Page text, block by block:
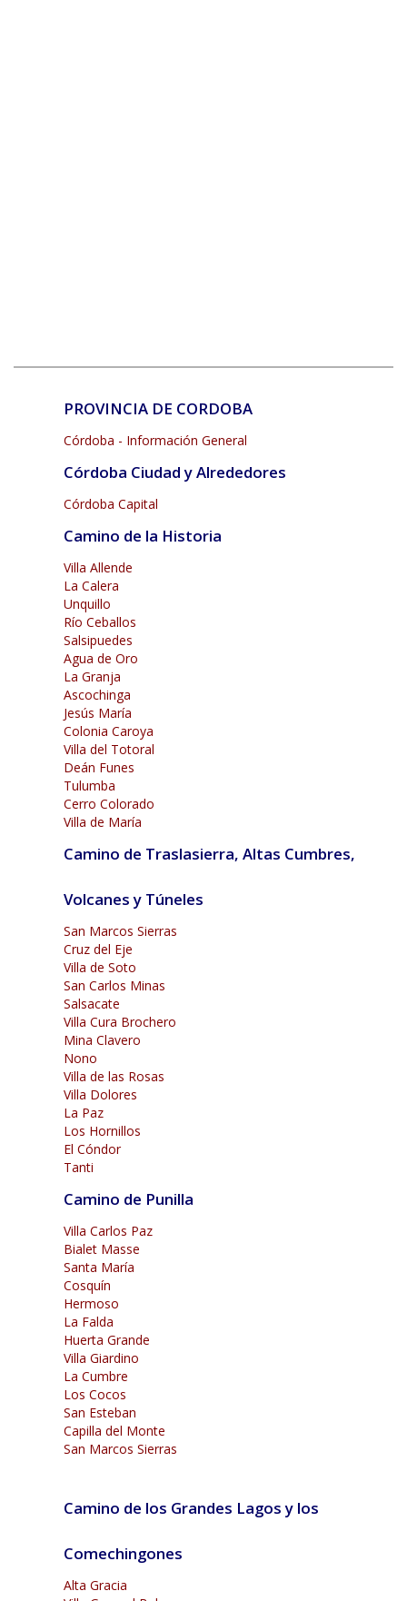
PROVINCIA DE CORDOBA
Córdoba - Información General
Córdoba Ciudad y Alrededores
Córdoba Capital
Camino de la Historia
Villa Allende
La Calera
Unquillo
Río Ceballos
Salsipuedes
Agua de Oro
La Granja
Ascochinga
Jesús María
Colonia Caroya
Villa del Totoral
Deán Funes
Tulumba
Cerro Colorado
Villa de María
Camino de Traslasierra, Altas Cumbres,
Volcanes y Túneles
San Marcos Sierras
Cruz del Eje
Villa de Soto
San Carlos Minas
Salsacate
Villa Cura Brochero
Mina Clavero
Nono
Villa de las Rosas
Villa Dolores
La Paz
Los Hornillos
El Cóndor
Tanti
Camino de Punilla
Villa Carlos Paz
Bialet Masse
Santa María
Cosquín
Hermoso
La Falda
Huerta Grande
Villa Giardino
La Cumbre
Los Cocos
San Esteban
Capilla del Monte
San Marcos Sierras
Camino de los Grandes Lagos y los
Comechingones
Alta Gracia